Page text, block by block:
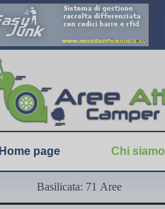
Home page Chi siamo
Basilicata: 71 Aree